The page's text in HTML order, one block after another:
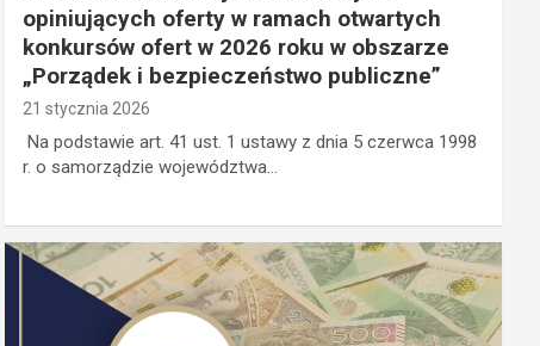
opiniujących oferty w ramach otwartych
konkursów ofert w 2026 roku w obszarze
„Porządek i bezpieczeństwo publiczne”
21 stycznia 2026
Na podstawie art. 41 ust. 1 ustawy z dnia 5 czerwca 1998
r. o samorządzie województwa…